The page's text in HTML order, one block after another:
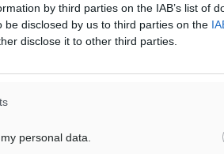
by third parties on the IAB’s list of
disclosed by us to third parties on the
disclose it to other third parties.
personal data.
Σε παραβάσεις των
εναέριας κυκλοφορίας του
Αθηνών και παραβιάσεις του